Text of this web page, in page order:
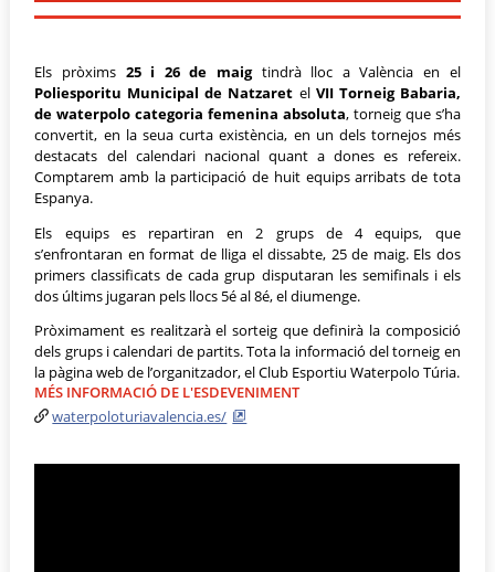
Els pròxims 25 i 26 de maigtindrà lloc a València en el
Poliesporitu Municipal de Natzaret el VII Torneig Babaria,
de waterpolo categoria femenina absoluta, torneig que s’ha
convertit, en la seua curta existència, en un dels tornejos més
destacats del calendari nacional quant a dones es refereix.
Comptarem amb la participació de huit equips arribats de tota
Espanya.
Els equips es repartiran en 2 grups de 4 equips, que
s’enfrontaran en format de lliga el dissabte, 25 de maig. Els dos
primers classificats de cada grup disputaran les semifinals i els
dos últims jugaran pels llocs 5é al 8é, el diumenge.
Pròximament es realitzarà el sorteig que definirà la composició
dels grups i calendari de partits. Tota la informació del torneig en
la pàgina web de l’organitzador, el Club Esportiu Waterpolo Túria.
MÉS INFORMACIÓ DE L'ESDEVENIMENT
waterpoloturiavalencia.es/